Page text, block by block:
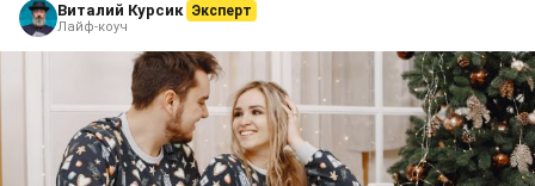
Виталий Курсик Эксперт
Лайф-коуч